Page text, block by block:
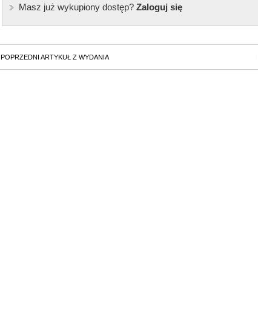
Masz już wykupiony dostęp?Zaloguj się
POPRZEDNI ARTYKUŁ Z WYDANIA